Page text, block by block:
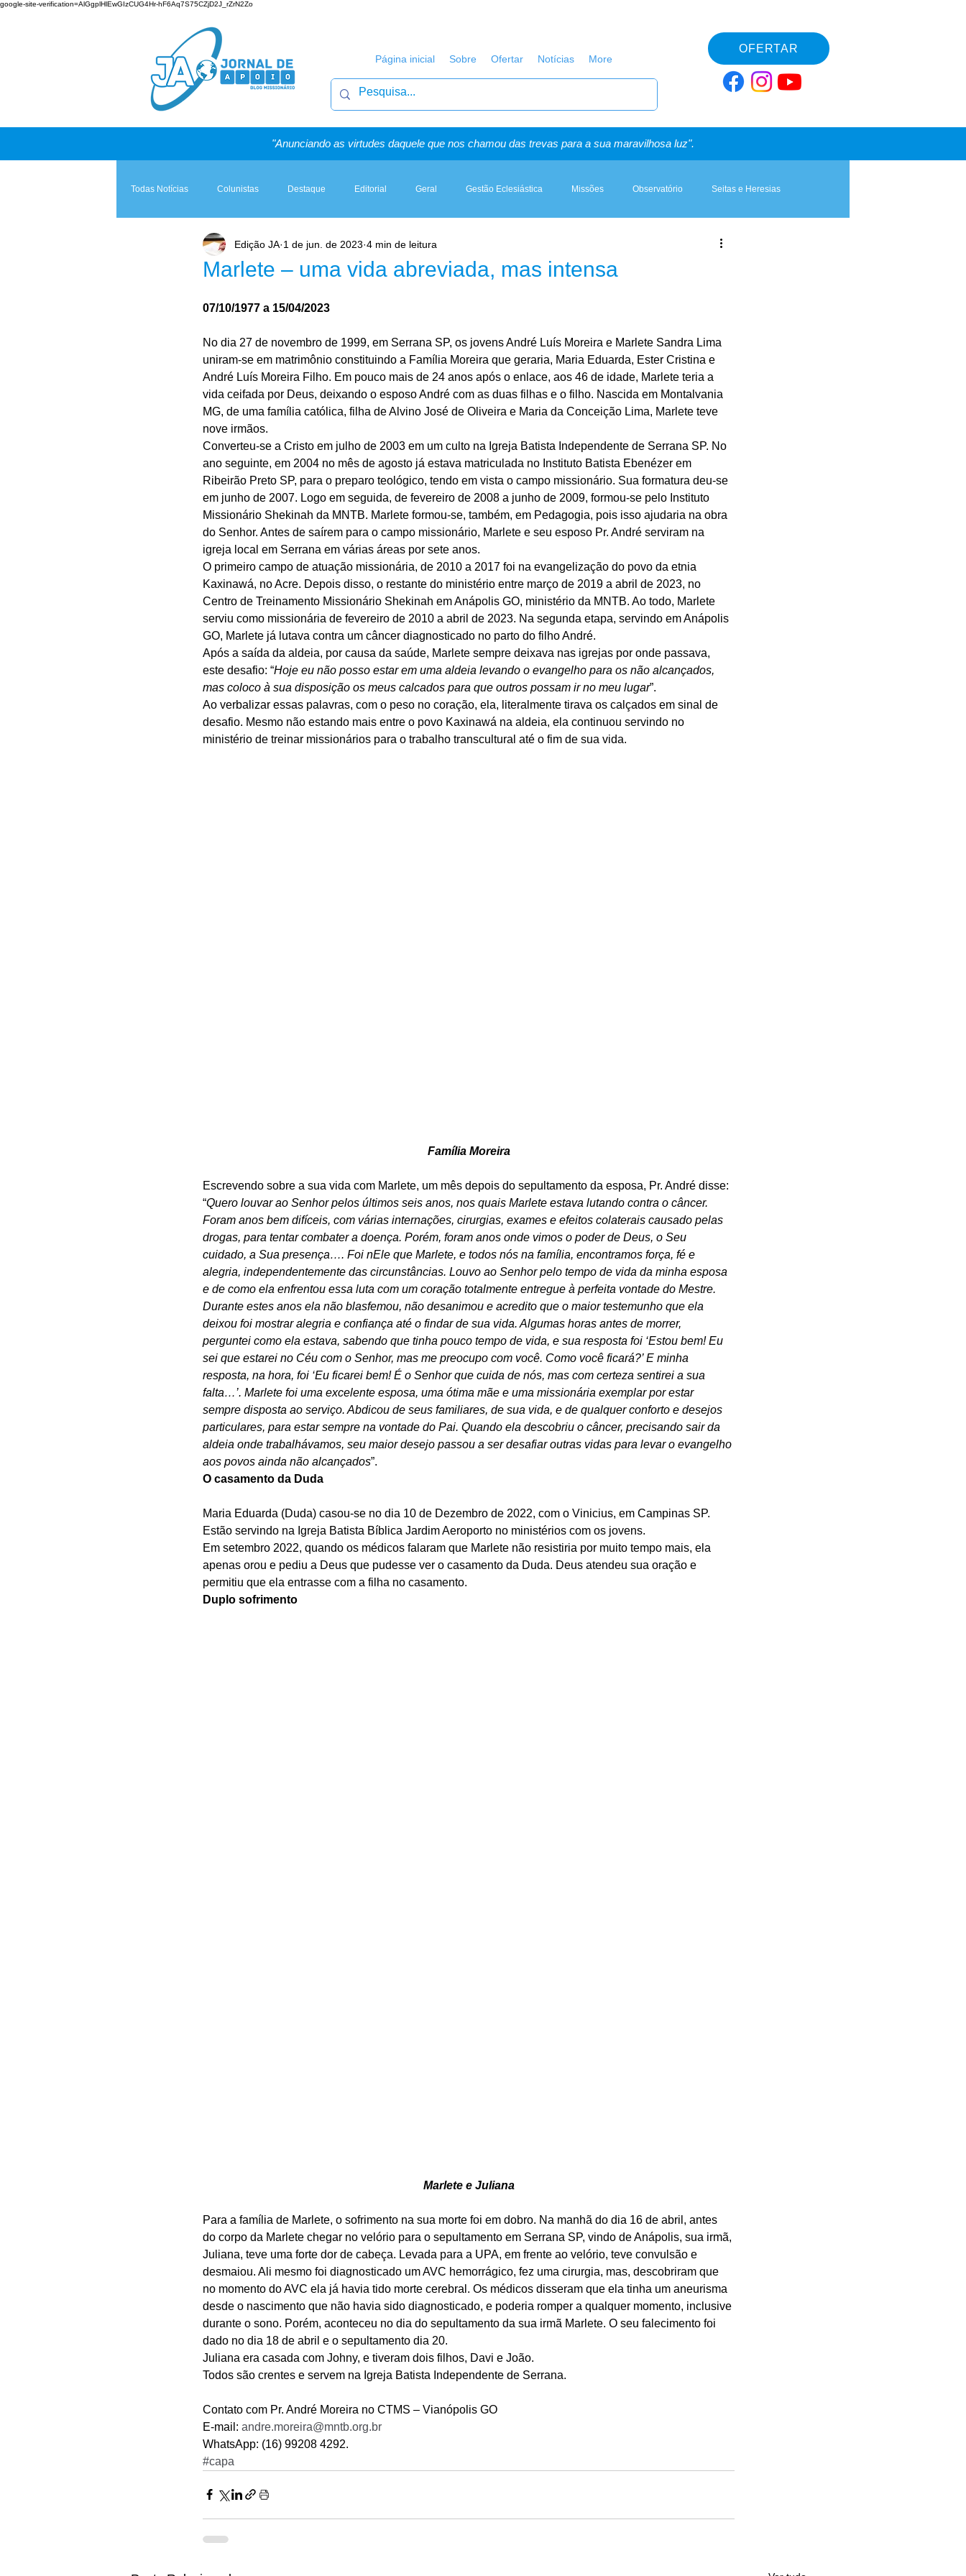
google-site-verification=AlGgplHlEwGIzCUG4Hr-hF6Aq7S75CZjD2J_rZrN2Zo
Página inicial Sobre Ofertar Notícias More
OFERTAR
"Anunciando as virtudes daquele que nos chamou das trevas para a sua maravilhosa luz".
Todas Notícias Colunistas Destaque Editorial Geral Gestão Eclesiástica Missões Observatório Seitas e Heresias
Teologia & Prática A Igreja e a Lei Artigos, Sermões & Esboços
Marlete – uma vida abreviada, mas intensa
Edição JA 1 de jun. de 2023 4 min de leitura
07/10/1977 a 15/04/2023
No dia 27 de novembro de 1999, em Serrana SP, os jovens André Luís Moreira e Marlete Sandra Lima
uniram-se em matrimônio constituindo a Família Moreira que geraria, Maria Eduarda, Ester Cristina e
André Luís Moreira Filho. Em pouco mais de 24 anos após o enlace, aos 46 de idade, Marlete teria a
vida ceifada por Deus, deixando o esposo André com as duas filhas e o filho. Nascida em Montalvania
MG, de uma família católica, filha de Alvino José de Oliveira e Maria da Conceição Lima, Marlete teve
nove irmãos.
Converteu-se a Cristo em julho de 2003 em um culto na Igreja Batista Independente de Serrana SP. No
ano seguinte, em 2004 no mês de agosto já estava matriculada no Instituto Batista Ebenézer em
Ribeirão Preto SP, para o preparo teológico, tendo em vista o campo missionário. Sua formatura deu-se
em junho de 2007. Logo em seguida, de fevereiro de 2008 a junho de 2009, formou-se pelo Instituto
Missionário Shekinah da MNTB. Marlete formou-se, também, em Pedagogia, pois isso ajudaria na obra
do Senhor. Antes de saírem para o campo missionário, Marlete e seu esposo Pr. André serviram na
igreja local em Serrana em várias áreas por sete anos.
O primeiro campo de atuação missionária, de 2010 a 2017 foi na evangelização do povo da etnia
Kaxinawá, no Acre. Depois disso, o restante do ministério entre março de 2019 a abril de 2023, no
Centro de Treinamento Missionário Shekinah em Anápolis GO, ministério da MNTB. Ao todo, Marlete
serviu como missionária de fevereiro de 2010 a abril de 2023. Na segunda etapa, servindo em Anápolis
GO, Marlete já lutava contra um câncer diagnosticado no parto do filho André.
Após a saída da aldeia, por causa da saúde, Marlete sempre deixava nas igrejas por onde passava,
este desafio: “Hoje eu não posso estar em uma aldeia levando o evangelho para os não alcançados,
mas coloco à sua disposição os meus calcados para que outros possam ir no meu lugar”.
Ao verbalizar essas palavras, com o peso no coração, ela, literalmente tirava os calçados em sinal de
desafio. Mesmo não estando mais entre o povo Kaxinawá na aldeia, ela continuou servindo no
ministério de treinar missionários para o trabalho transcultural até o fim de sua vida.
Família Moreira
Escrevendo sobre a sua vida com Marlete, um mês depois do sepultamento da esposa, Pr. André disse:
“Quero louvar ao Senhor pelos últimos seis anos, nos quais Marlete estava lutando contra o câncer.
Foram anos bem difíceis, com várias internações, cirurgias, exames e efeitos colaterais causado pelas
drogas, para tentar combater a doença. Porém, foram anos onde vimos o poder de Deus, o Seu
cuidado, a Sua presença…. Foi nEle que Marlete, e todos nós na família, encontramos força, fé e
alegria, independentemente das circunstâncias. Louvo ao Senhor pelo tempo de vida da minha esposa
e de como ela enfrentou essa luta com um coração totalmente entregue à perfeita vontade do Mestre.
Durante estes anos ela não blasfemou, não desanimou e acredito que o maior testemunho que ela
deixou foi mostrar alegria e confiança até o findar de sua vida. Algumas horas antes de morrer,
perguntei como ela estava, sabendo que tinha pouco tempo de vida, e sua resposta foi ‘Estou bem! Eu
sei que estarei no Céu com o Senhor, mas me preocupo com você. Como você ficará?’ E minha
resposta, na hora, foi ‘Eu ficarei bem! É o Senhor que cuida de nós, mas com certeza sentirei a sua
falta…’. Marlete foi uma excelente esposa, uma ótima mãe e uma missionária exemplar por estar
sempre disposta ao serviço. Abdicou de seus familiares, de sua vida, e de qualquer conforto e desejos
particulares, para estar sempre na vontade do Pai. Quando ela descobriu o câncer, precisando sair da
aldeia onde trabalhávamos, seu maior desejo passou a ser desafiar outras vidas para levar o evangelho
aos povos ainda não alcançados”.
O casamento da Duda
Maria Eduarda (Duda) casou-se no dia 10 de Dezembro de 2022, com o Vinicius, em Campinas SP.
Estão servindo na Igreja Batista Bíblica Jardim Aeroporto no ministérios com os jovens.
Em setembro 2022, quando os médicos falaram que Marlete não resistiria por muito tempo mais, ela
apenas orou e pediu a Deus que pudesse ver o casamento da Duda. Deus atendeu sua oração e
permitiu que ela entrasse com a filha no casamento.
Duplo sofrimento
Marlete e Juliana
Para a família de Marlete, o sofrimento na sua morte foi em dobro. Na manhã do dia 16 de abril, antes
do corpo da Marlete chegar no velório para o sepultamento em Serrana SP, vindo de Anápolis, sua irmã,
Juliana, teve uma forte dor de cabeça. Levada para a UPA, em frente ao velório, teve convulsão e
desmaiou. Ali mesmo foi diagnosticado um AVC hemorrágico, fez uma cirurgia, mas, descobriram que
no momento do AVC ela já havia tido morte cerebral. Os médicos disseram que ela tinha um aneurisma
desde o nascimento que não havia sido diagnosticado, e poderia romper a qualquer momento, inclusive
durante o sono. Porém, aconteceu no dia do sepultamento da sua irmã Marlete. O seu falecimento foi
dado no dia 18 de abril e o sepultamento dia 20.
Juliana era casada com Johny, e tiveram dois filhos, Davi e João.
Todos são crentes e servem na Igreja Batista Independente de Serrana.
Contato com Pr. André Moreira no CTMS – Vianópolis GO
E-mail: andre.moreira@mntb.org.br
WhatsApp: (16) 99208 4292.
#capa